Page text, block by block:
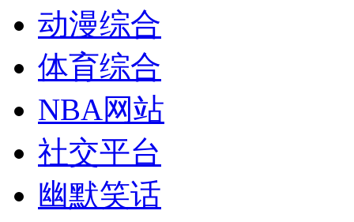
动漫综合
体育综合
NBA网站
社交平台
幽默笑话